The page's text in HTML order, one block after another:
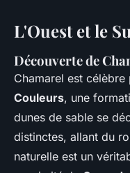
L'Ouest et le
Découverte de
Chamarel est célèbre
Couleurs, une
dunes de sable se
distinctes, allant du
naturelle est un